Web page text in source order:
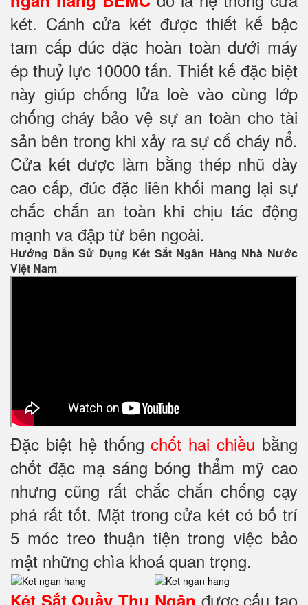
két. Cánh cửa két được thiết kế bậc
tam cấp đúc đặc hoàn toàn dưới máy
ép thuỷ lực 10000 tấn. Thiết kế đặc biệt
này giúp chống lửa loè vào cùng lớp
chống cháy bảo vệ sự an toàn cho tài
sản bên trong khi xảy ra sự cố cháy nổ.
Cửa két được làm bằng thép nhũ dày
cao cấp, đúc đặc liên khối mang lại sự
chắc chắn an toàn khi chịu tác động
mạnh va đập từ bên ngoài.
Hướng Dẫn Sử Dụng Két Sắt Ngân Hàng Nhà Nước
Việt Nam
Đặc biệt hệ thốngchốt hai chiều bằng
chốt đặc mạ sáng bóng thẩm mỹ cao
nhưng cũng rất chắc chắn chống cạy
phá rất tốt. Mặt trong cửa két có bố trí
5 móc treo thuận tiện trong việc bảo
mật những chìa khoá quan trọng.
Két Sắt Quầy Thu Ngân được cấu tạo